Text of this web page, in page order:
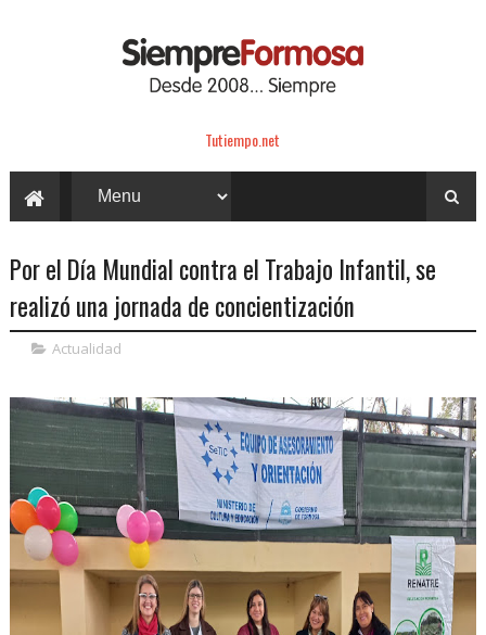
Tutiempo.net
Por el Día Mundial contra el Trabajo Infantil, se
realizó una jornada de concientización
Actualidad